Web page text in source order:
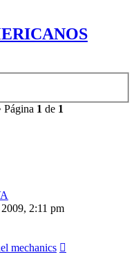
Página 1 de 1
2:11 pm
mechanics